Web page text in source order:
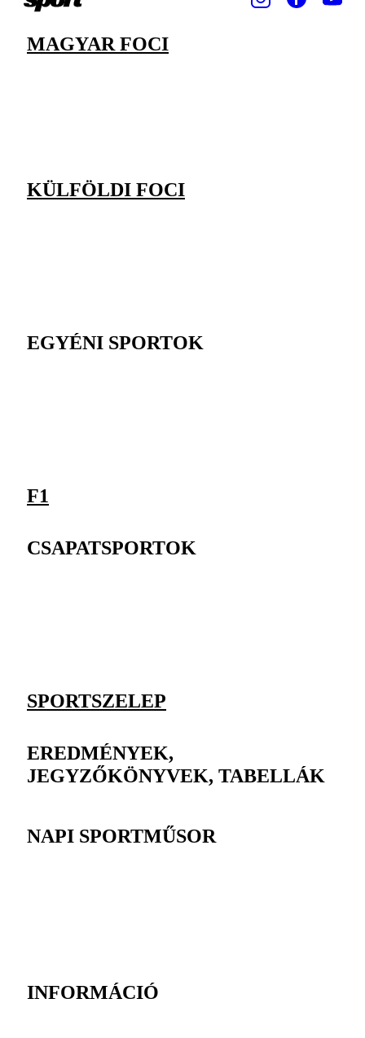
MAGYAR FOCI
KÜLFÖLDI FOCI
EGYÉNI SPORTOK
F1
CSAPATSPORTOK
SPORTSZELEP
EREDMÉNYEK,
JEGYZŐKÖNYVEK, TABELLÁK
NAPI SPORTMŰSOR
INFORMÁCIÓ